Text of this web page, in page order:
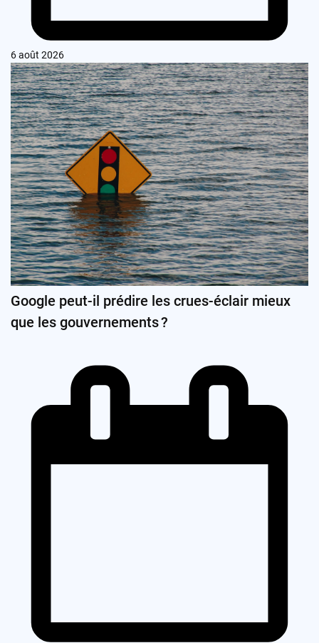
6 août 2026
Google peut-il prédire les crues-éclair mieux
que les gouvernements ?